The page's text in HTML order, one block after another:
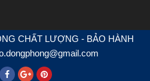
CHẤT LƯỢNG - BẢO HÀNH
Facebook
GooglePinterest